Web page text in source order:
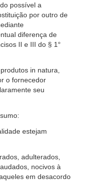
possível a
por outro de
diferença de
II e III do § 1°
in natura,
o fornecedor
seu
estejam
adulterados,
nocivos à
em desacordo